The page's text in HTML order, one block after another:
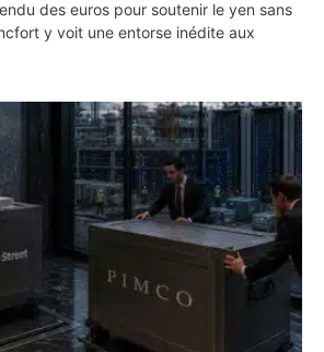
des euros pour soutenir le yen sans
y voit une entorse inédite aux
le transfert de 11 milliards de